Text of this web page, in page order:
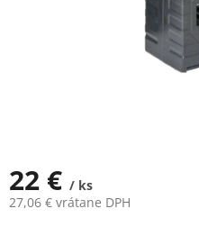
22 € / ks
27,06 € vrátane DPH